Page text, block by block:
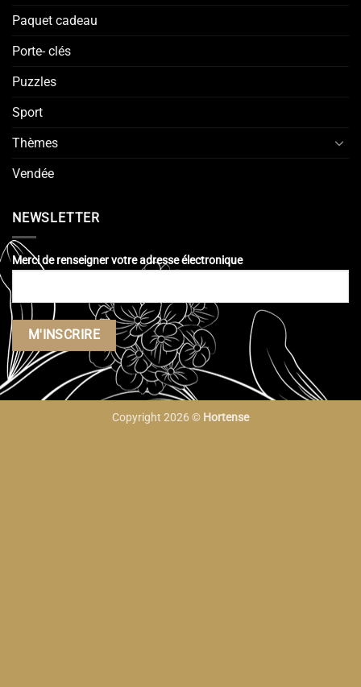
Paquet cadeau
Porte- clés
Puzzles
Sport
Thèmes
Vendée
NEWSLETTER
Merci de renseigner votre adresse électronique
Copyright 2026 © Hortense